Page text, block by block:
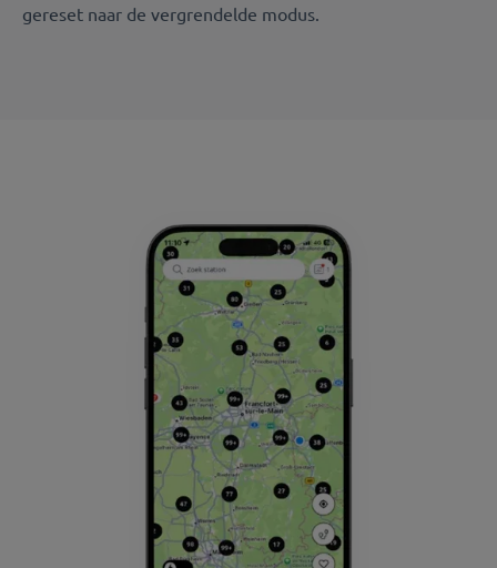
gereset naar de vergrendelde modus.